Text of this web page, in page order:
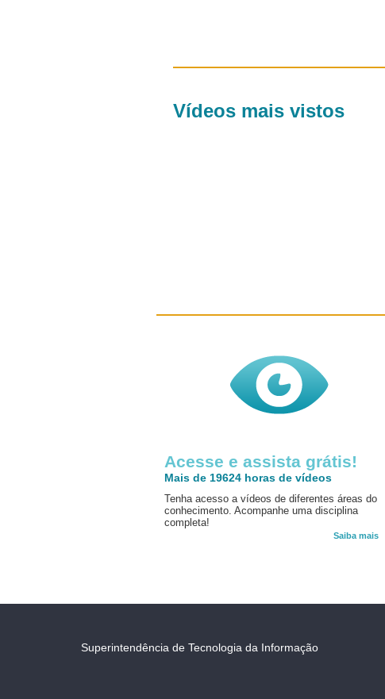
Vídeos mais vistos
Acesse e assista grátis!
Mais de 19624 horas de vídeos
Tenha acesso a vídeos de diferentes áreas do
conhecimento. Acompanhe uma disciplina
completa!
Saiba mais
Superintendência de Tecnologia da Informação